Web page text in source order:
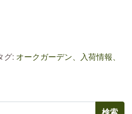
グ: オークガーデン、入荷情報、